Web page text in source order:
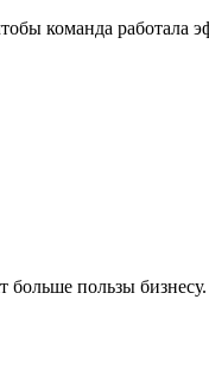
команда работала
больше пользы бизнесу.